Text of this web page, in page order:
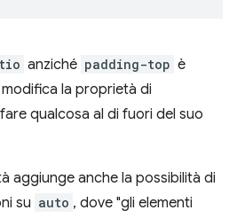
anziché padding-top è
la proprietà di
qualcosa al di fuori del suo
aggiunge anche la possibilità di
su auto , dove "gli elementi